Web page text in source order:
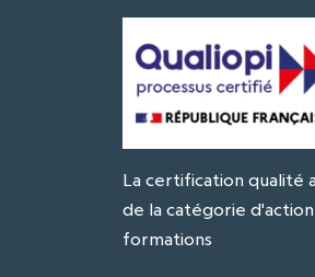
La certification qualité
de la catégorie
formations